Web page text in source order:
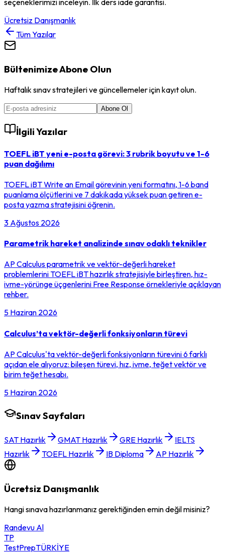
seçeneklerimizi inceleyin. İlk ders iade garantisi.
Ücretsiz Danışmanlık
Tüm Yazılar
Bültenimize Abone Olun
Haftalık sınav stratejileri ve güncellemeler için kayıt olun.
Abone Ol
İlgili Yazılar
TOEFL iBT yeni e-posta görevi: 3 rubrik boyutu ve 1-6
puan dağılımı
TOEFL iBT Write an Email görevinin yeni formatını, 1-6 band
puanlama ölçütlerini ve 7 dakikada yüksek puan getiren e-
posta yazma stratejisini öğrenin.
3 Ağustos 2026
Parametrik hareket analizinde sınav odaklı teknikler
AP Calculus parametrik ve vektör-değerli hareket
problemlerini TOEFL iBT hazırlık stratejisiyle birleştiren, hız-
ivme-yörünge üçgenlerini Free Response örnekleriyle açıklayan
rehber.
5 Haziran 2026
Calculus’ta vektör-değerli fonksiyonların türevi
AP Calculus'ta vektör-değerli fonksiyonların türevini 6 farklı
açıdan ele alıyoruz: bileşen türevi, hız, ivme, teğet vektör ve
birim teğet hesabı.
5 Haziran 2026
Sınav Sayfaları
SAT Hazırlık GMAT Hazırlık GRE Hazırlık
IELTS
Hazırlık
TOEFL Hazırlık IB Diploma AP Hazırlık
Ücretsiz Danışmanlık
Hangi sınava hazırlanmanız gerektiğinden emin değil misiniz?
Randevu Al
TP
TestPrepTÜRKİYE